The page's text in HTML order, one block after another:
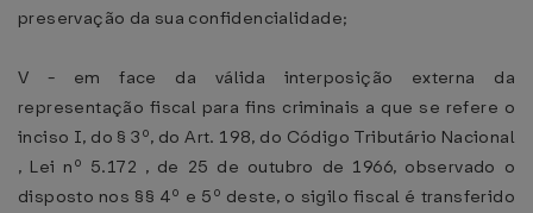
preservação da sua confidencialidade;
V - em face da válida interposição externa da
representação fiscal para fins criminais a que se refere o
inciso I, do § 3º, do Art. 198, do Código Tributário Nacional
, Lei nº 5.172 , de 25 de outubro de 1966, observado o
disposto nos §§ 4º e 5º deste, o sigilo fiscal é transferido